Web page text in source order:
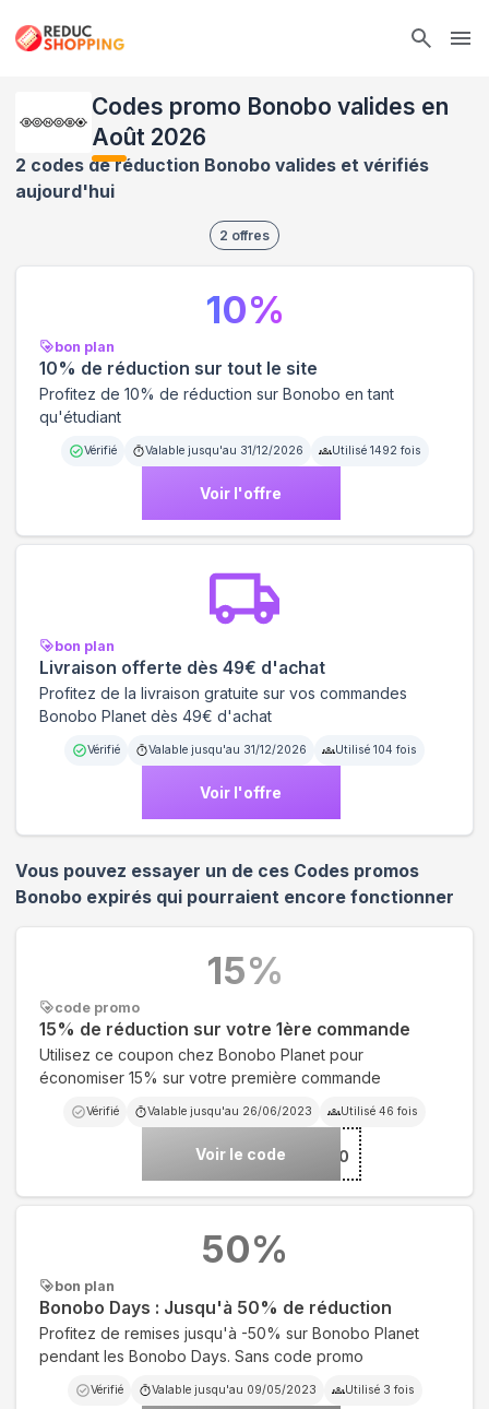
Codes promo Bonobo valides en
Août 2026
2 codes de réduction Bonobo valides et vérifiés
aujourd'hui
2 offres
bon plan
10% de réduction sur tout le site
Profitez de 10% de réduction sur Bonobo en tant
qu'étudiant
Vérifié Valable jusqu'au 31/12/2026 Utilisé 1492 fois
Voir l'offre
10%
bon plan
Livraison offerte dès 49€ d'achat
Profitez de la livraison gratuite sur vos commandes
Bonobo Planet dès 49€ d'achat
Vérifié Valable jusqu'au 31/12/2026 Utilisé 104 fois
Voir l'offre
Vous pouvez essayer un de ces Codes promos
Bonobo expirés qui pourraient encore fonctionner
code promo
15% de réduction sur votre 1ère commande
Utilisez ce coupon chez Bonobo Planet pour
économiser 15% sur votre première commande
Vérifié Valable jusqu'au 26/06/2023 Utilisé 46 fois
Voir le code***58140
15%
bon plan
Bonobo Days : Jusqu'à 50% de réduction
Profitez de remises jusqu'à -50% sur Bonobo Planet
pendant les Bonobo Days. Sans code promo
Vérifié Valable jusqu'au 09/05/2023 Utilisé 3 fois
50%